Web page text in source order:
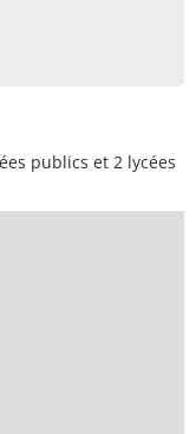
publics et 2 lycées